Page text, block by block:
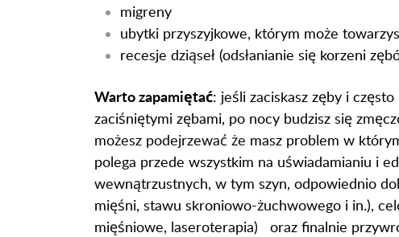
migreny
ubytki przyszyjkowe, którym może
recesje dziąseł (odsłanianie się korzeni
Warto zapamiętać: jeśli zaciskasz zęby i
zaciśniętymi zębami, po nocy budzisz się
możesz podejrzewać że masz problem w
polega przede wszystkim na uświadamianiu i
wewnątrzustnych, w tym szyn, odpowiednio
mięśni, stawu skroniowo-żuchwowego i in.),
mięśniowe, laseroterapia) oraz finalnie